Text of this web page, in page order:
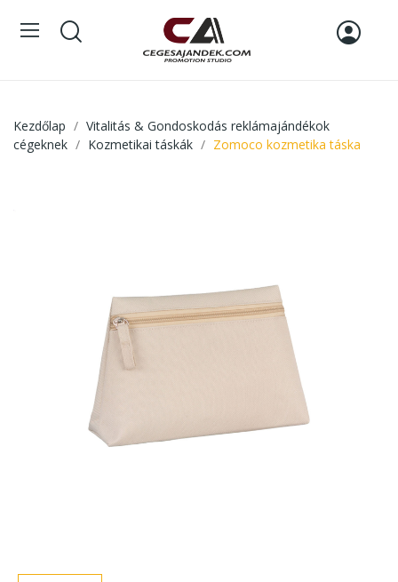
Kezdőlap
Vitalitás & Gondoskodás reklámajándékok
cégeknek
Kozmetikai táskák Zomoco kozmetika táska